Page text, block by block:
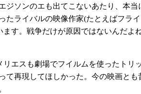
ソンのエも出てこないあたり、本
ライバルの映像作家(たとえばフラ
す。戦争だけが原因ではないんだよ
リエスも劇場でフイルムを使ったトリ
再現してほしかった。今の映画と